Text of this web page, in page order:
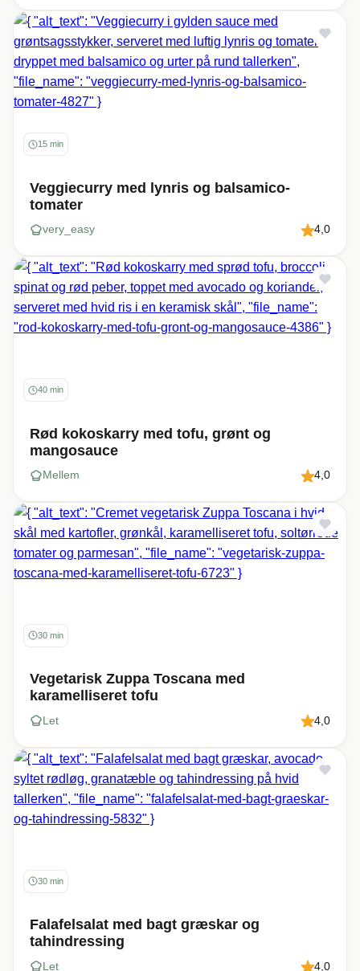
15 min
Veggiecurry med lynris og balsamico-
tomater
very_easy 4,0
40 min
Rød kokoskarry med tofu, grønt og
mangosauce
Mellem 4,0
30 min
Vegetarisk Zuppa Toscana med
karamelliseret tofu
Let 4,0
30 min
Falafelsalat med bagt græskar og
tahindressing
Let 4,0